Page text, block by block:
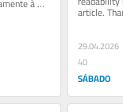
article.
29.04.2026
40
SÁBADO